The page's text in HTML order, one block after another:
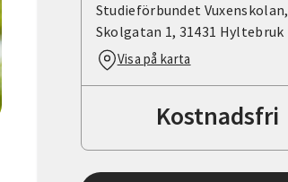
Studieförbundet Vuxenskolan,
Skolgatan 1, 31431 Hyltebruk
Visa på karta
Kostnadsfri